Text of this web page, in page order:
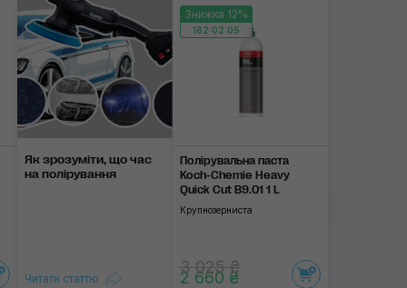
Як зрозуміти, що час
на полірування
Читати статтю
Знижка 12%
182:02:04
Полірувальна паста
Koch-Chemie Heavy
Quick Cut B9.01 1 L
Крупнозерниста
3 025 ₴
2 660 ₴